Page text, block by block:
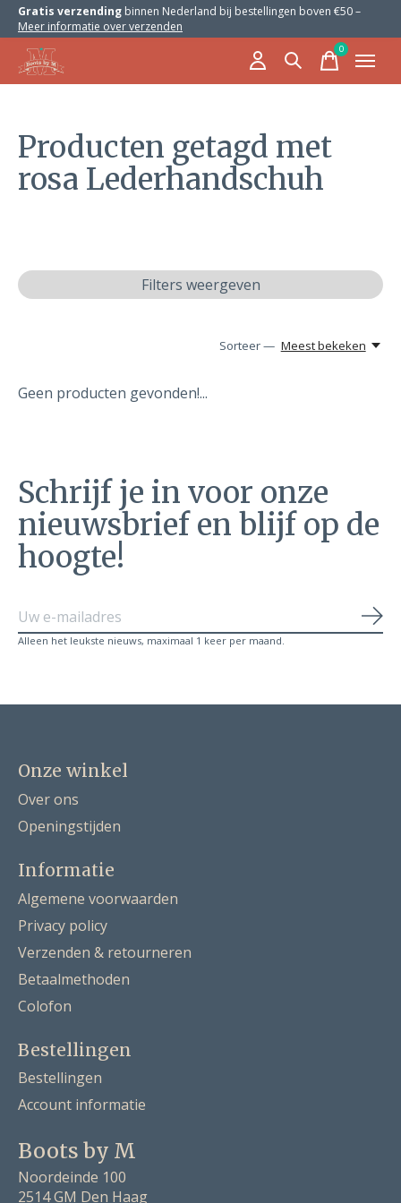
Gratis verzending binnen Nederland bij bestellingen boven €50 –
Meer informatie over verzenden
0items
Producten getagd met
rosa Lederhandschuh
Filters weergeven
Sorteer — Meest bekeken
Geen producten gevonden!...
Schrijf je in voor onze
nieuwsbrief en blijf op de
hoogte!
Alleen het leukste nieuws, maximaal 1 keer per maand.
Onze winkel
Over ons
Openingstijden
Informatie
Algemene voorwaarden
Privacy policy
Verzenden & retourneren
Betaalmethoden
Colofon
Bestellingen
Bestellingen
Account informatie
Boots by M
Noordeinde 100
2514 GM Den Haag